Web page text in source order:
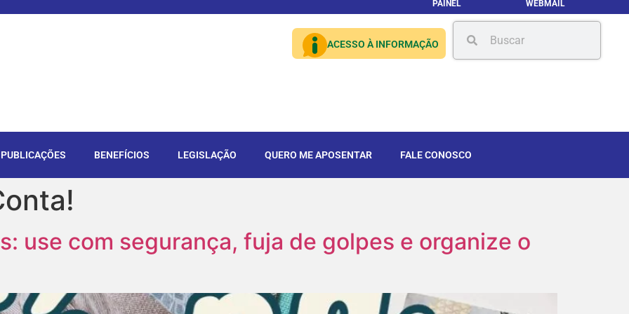
PAINEL WEBMAIL
ACESSO À INFORMAÇÃO
PUBLICAÇÕES BENEFÍCIOS LEGISLAÇÃO QUERO ME APOSENTAR FALE CONOSCO
use com segurança, fuja de golpes e organize o